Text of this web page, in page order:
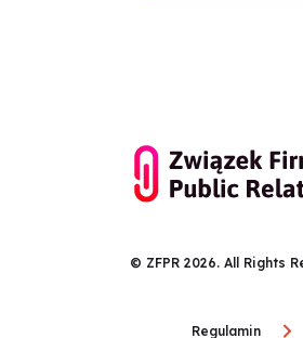
© ZFPR 2026. All Rights
Regulamin